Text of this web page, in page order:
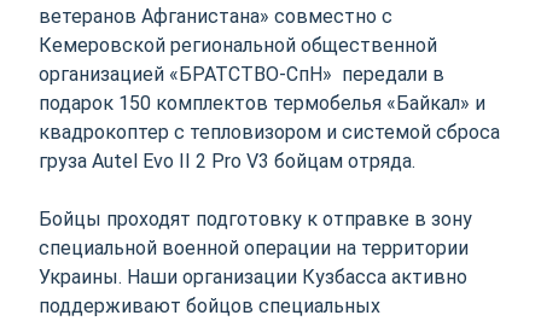
ветеранов Афганистана» совместно с
Кемеровской региональной общественной
организацией «БРАТСТВО-СпН» передали в
подарок 150 комплектов термобелья «Байкал» и
квадрокоптер с тепловизором и системой сброса
груза Autel Evo II 2 Pro V3 бойцам отряда.
Бойцы проходят подготовку к отправке в зону
специальной военной операции на территории
Украины. Наши организации Кузбасса активно
поддерживают бойцов специальных